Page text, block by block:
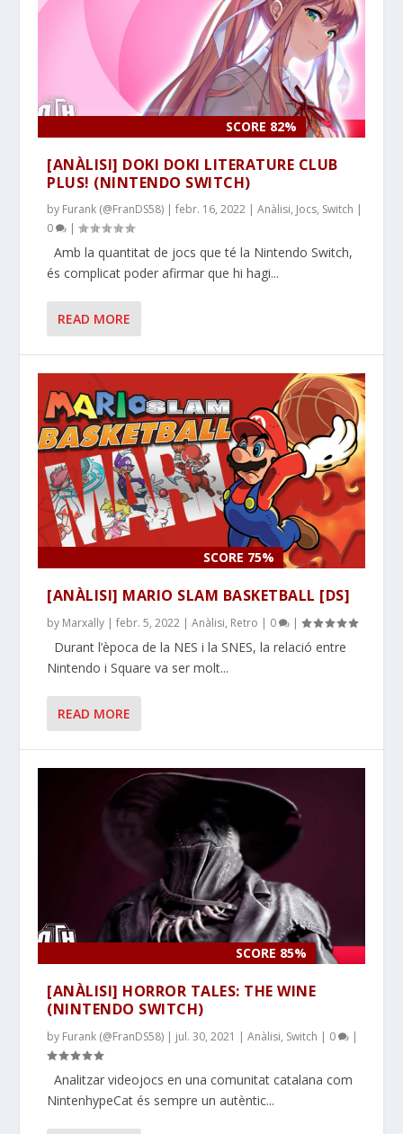
SCORE 82%
[ANÀLISI] DOKI DOKI LITERATURE CLUB
PLUS! (NINTENDO SWITCH)
by Furank (@FranDS58) |febr. 16, 2022 |Anàlisi, Jocs, Switch |
0
|
Amb la quantitat de jocs que té la Nintendo Switch,
és complicat poder afirmar que hi hagi...
READ MORE
SCORE 75%
[ANÀLISI] MARIO SLAM BASKETBALL [DS]
by Marxally |febr. 5, 2022 |Anàlisi, Retro 0 |
Durant l’època de la NES i la SNES, la relació entre
Nintendo i Square va ser molt...
READ MORE
SCORE 85%
[ANÀLISI] HORROR TALES: THE WINE
(NINTENDO SWITCH)
by Furank (@FranDS58) | jul. 30, 2021 |Anàlisi, Switch | 0 |
Analitzar videojocs en una comunitat catalana com
NintenhypeCat és sempre un autèntic...